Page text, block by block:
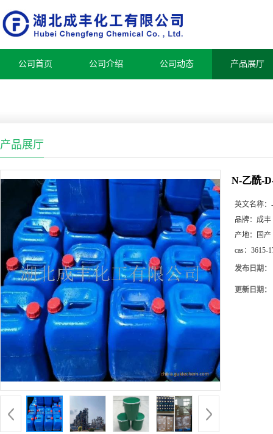
公司首页 公司介绍 公司动态 产品展厅
产品展厅
N-乙酰-
英文名称： -
品牌： 成丰
产地：
国产
cas： 3615-
发布日期：
更新日期：